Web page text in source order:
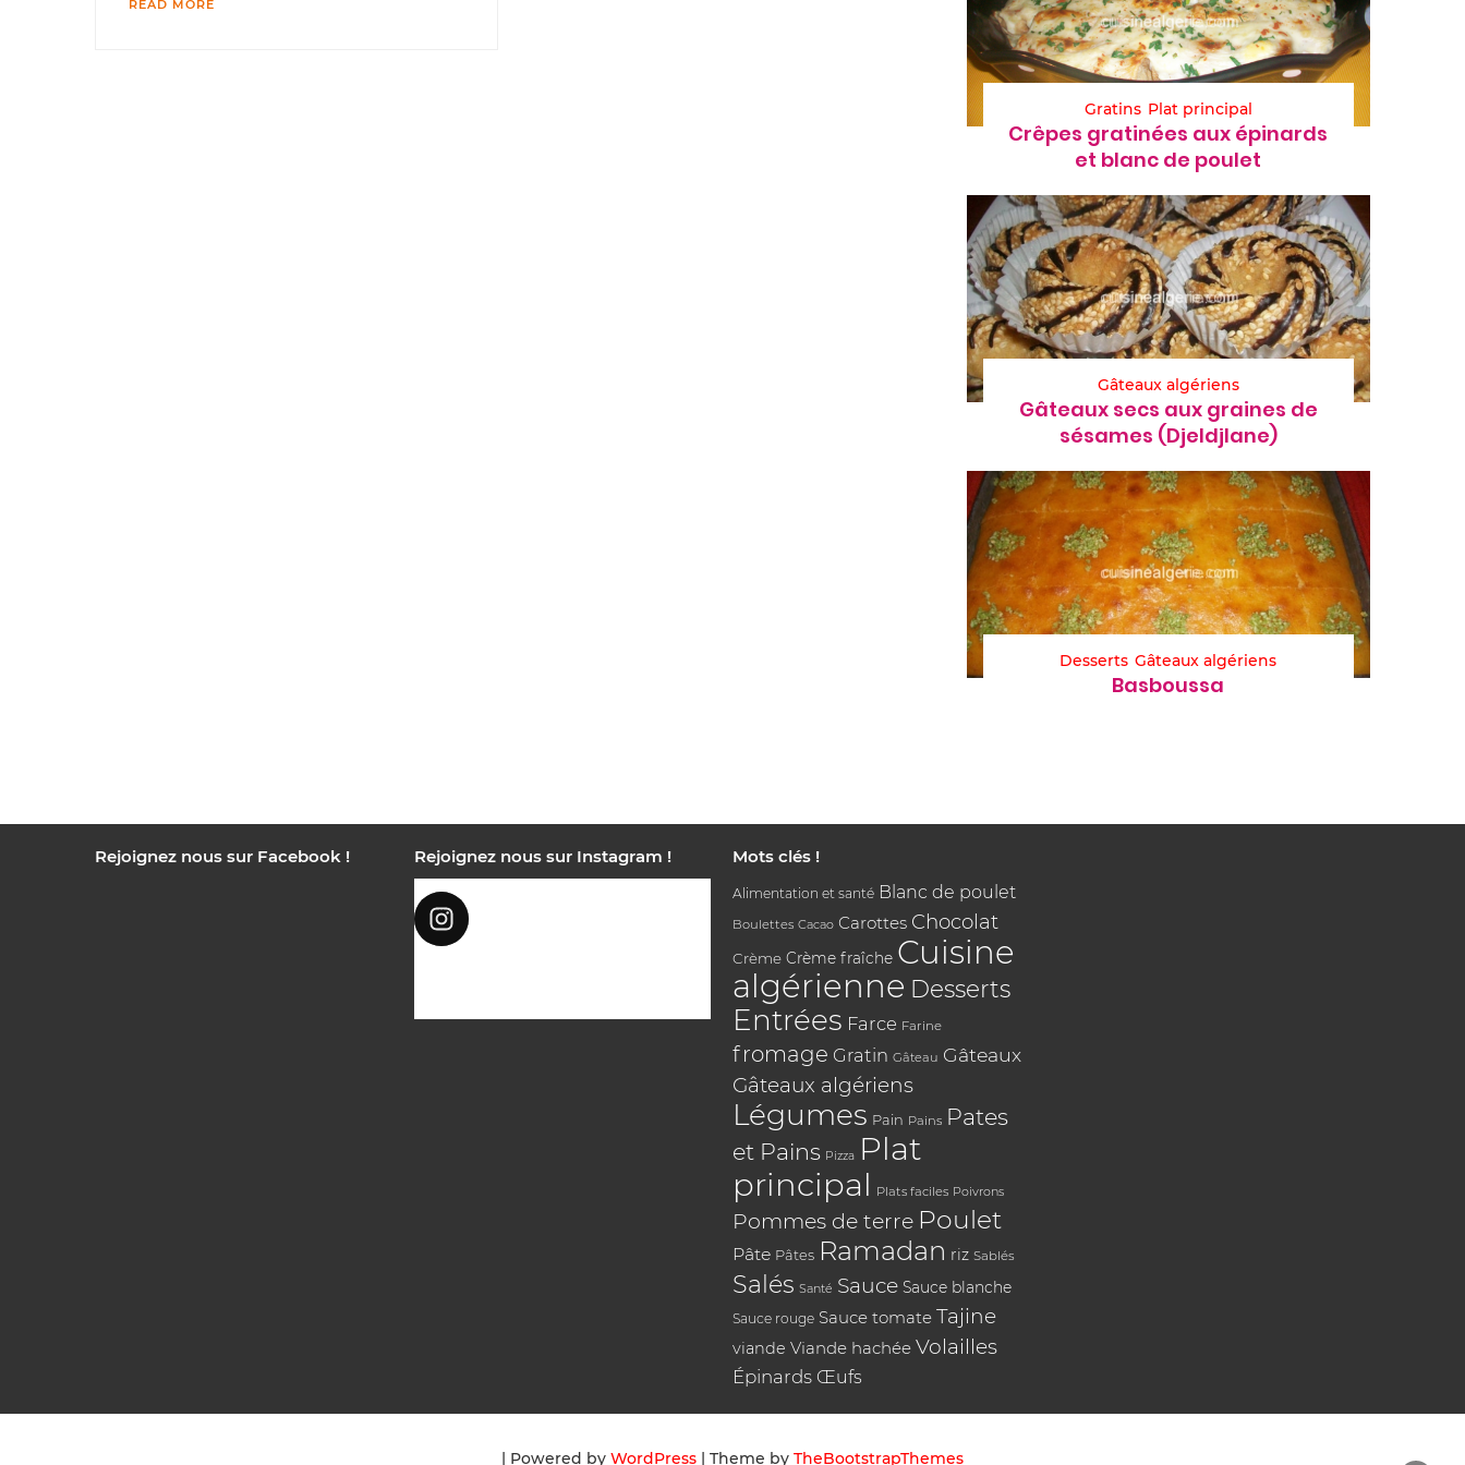
READ MORE
Gratins Plat principal
Crêpes gratinées aux épinards
et blanc de poulet
Gâteaux algériens
Gâteaux secs aux graines de
sésames (Djeldjlane)
Desserts Gâteaux algériens
Basboussa
Rejoignez nous sur Facebook ! Rejoignez nous sur Instagram ! Mots clés !
Alimentation et santé Blanc de poulet
Boulettes Cacao Carottes Chocolat
Crème Crème fraîche Cuisine
algérienne Desserts
Entrées Farce Farine
fromage Gratin Gâteau Gâteaux
Gâteaux algériens
Légumes Pain Pains Pates
et Pains Pizza Plat
principal Plats faciles Poivrons
Pommes de terre Poulet
Pâte Pâtes Ramadan riz Sablés
Salés Santé Sauce Sauce blanche
Sauce rouge Sauce tomate Tajine
viande Viande hachée Volailles
Épinards Œufs
| Powered by WordPress | Theme by TheBootstrapThemes